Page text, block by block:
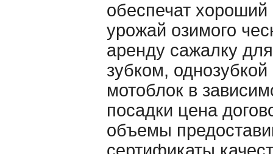
обеспечат
урожай озимого
аренду сажалку
зубком,
мотоблок в
посадки цена
объемы